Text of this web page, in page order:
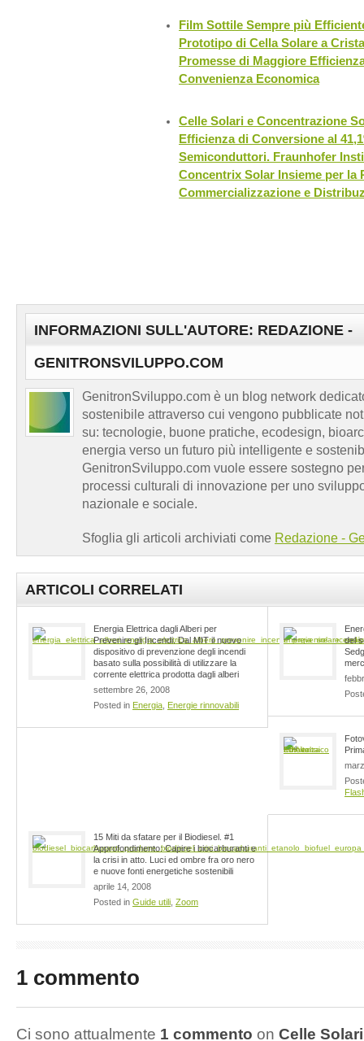
Film Sottile Sempre più
Prototipo di Cella Solare a
Promesse di Maggiore
Convenienza Economica
Celle Solari e Concentrazione
Efficienza di Conversione al
Semiconduttori. Fraunhofer
Concentrix Solar Insieme per la
Commercializzazione e
INFORMAZIONI SULL'AUTORE: REDAZIONE -
GENITRONSVILUPPO.COM
GenitronSviluppo.com è un blog network
sostenibile attraverso cui vengono pubblicate
su: tecnologie, buone pratiche, ecodesign,
energia verso un futuro più intelligente e
GenitronSviluppo.com vuole essere sostegno
processi culturali di innovazione per uno
nazionale e sociale.
Sfoglia gli articoli archiviati come Redazione -
ARTICOLI CORRELATI
Energia Elettrica dagli Alberi per
Prevenire gli Incendi. Dal MIT il nuovo
dispositivo di prevenzione degli incendi
basato sulla possibilità di utilizzare la
corrente elettrica prodotta dagli alberi
settembre 26, 2008
Posted in Energia Energie rinnovabili
del
15 Miti da sfatare per il Biodiesel. #1
Approfondimento: Capire i biocarburanti e
la crisi in atto. Luci ed ombre fra oro nero
e nuove fonti energetiche sostenibili
aprile 14, 2008
Posted in Guide utili Zoom
1 commento
Ci sono attualmente 1 commento on Celle